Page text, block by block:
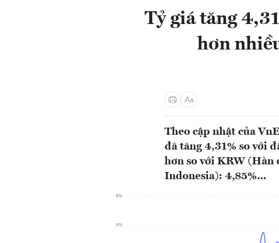
Tỷ giá tăng
hơn
Theo cập nhật của
đã tăng 4,31% so với
hơn so với KRW (Hàn
Indonesia): 4,85%...